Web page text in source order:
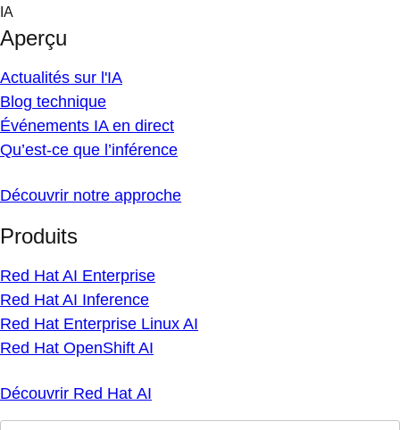
Skip
content
IA
Aperçu
Actualités sur l'IA
Blog technique
Événements IA en direct
Qu’est-ce que l’inférence
Découvrir notre approche
Produits
Red Hat AI Enterprise
Red Hat AI Inference
Red Hat Enterprise Linux AI
Red Hat OpenShift AI
Découvrir Red Hat AI